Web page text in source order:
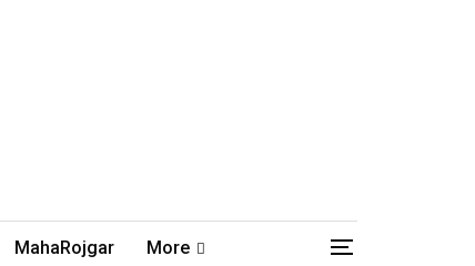
MahaRojgar More